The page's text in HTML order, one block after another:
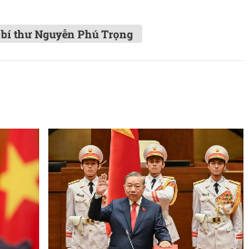
thư Nguyễn Phú Trọng